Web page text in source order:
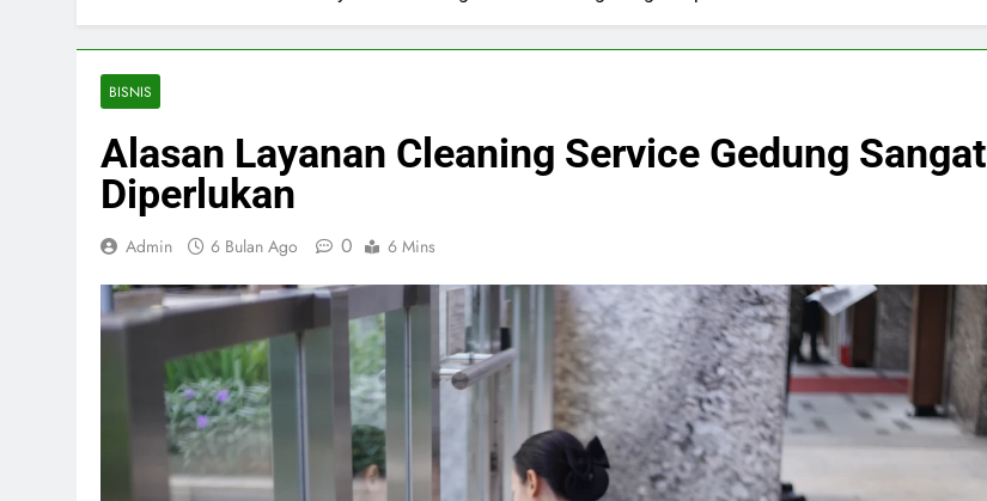
BISNIS
Alasan Layanan Cleaning Service Gedung Sangat
Diperlukan
Admin 6 Bulan Ago 0 6 Mins